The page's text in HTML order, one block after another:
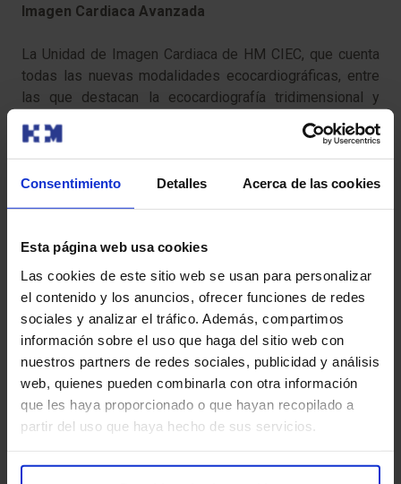
Consentimiento Detalles Acerca de las cookies
Esta página web usa cookies
Las cookies de este sitio web se usan para personalizar
el contenido y los anuncios, ofrecer funciones de redes
sociales y analizar el tráfico. Además, compartimos
información sobre el uso que haga del sitio web con
nuestros partners de redes sociales, publicidad y análisis
web, quienes pueden combinarla con otra información
que les haya proporcionado o que hayan recopilado a
partir del uso que haya hecho de sus servicios.
Imagen Cardiaca Avanzada
La Unidad de Imagen Cardiaca de HM CIEC, que cuenta
todas las nuevas modalidades ecocardiográficas, entre
las que destacan la ecocardiografía tridimensional y
otras técnicas de imagen avanzada como son la
tomografía computarizada multidetector (TCMD) o la
resonancia magnética (RM). Estos avances, unidos a los
especialistas que forman la Unidad, la han convertido en
un referente nacional.
De hecho, en 2015 se realizaron 729 TC coronarias, 234
RM cardiacas, 744 ecocardiografías 3D (ETT) y 307
ecocardiografías (ETE).
La Unidad de Imagen cuenta con un laboratorio de
ecocardiografía situado en HM Montepríncipe,
conectado al resto de hospitales del grupo a través de
un servidor específico para el almacenaje y análisis de
imágenes cardiacas. Además, este hospital presenta un
Toshiba y un equipo de RM cardiaca de 1.5 teslas. En HM